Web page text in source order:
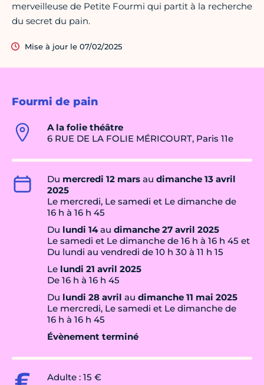
Fourmi de pain
A la folie théâtre
6 RUE DE LA FOLIE MÉRICOURT, Paris 11e
Du mercredi 12 mars au dimanche 13 avril
2025
Le mercredi, Le samedi et Le dimanche de
16 h à 16 h 45
Du lundi 14au dimanche 27 avril 2025
Le samedi et Le dimanche de 16 h à 16 h 45 et
Du lundi au vendredi de 10 h 30 à 11 h 15
Le lundi 21 avril 2025
De 16 h à 16 h 45
Du lundi 28 avril au dimanche 11 mai 2025
Le mercredi, Le samedi et Le dimanche de
16 h à 16 h 45
Évènement terminé
Adulte : 15 €
merveilleuse de Petite Fourmi qui partit à la recherche
du secret du pain.
Mise à jour le 07/02/2025